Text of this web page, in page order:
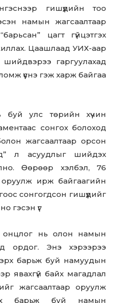
miss
гишүүдийн тоо
намын жагсаалтаар
цагт гүйцэтгэх
Цаашлаад УИХ-аар
шийдвэрээ гаргуулахад
үүснэ гэж харж байгаа
улс төрийн хүчин
сонгох болоход
жагсаалтаар орсон
л асуудлыг шийдэх
Өөрөөр хэлбэл, 76
оруулж ирж байгаагийн
сонгогдсон гишүүдийг
гэсэн үг
онцлог нь олон намын
ордог. Энэ хэрээрээ
эрх барьж буй намуудын
явахгүй байх магадлал
жагсаалтаар оруулж
барьж буй намын